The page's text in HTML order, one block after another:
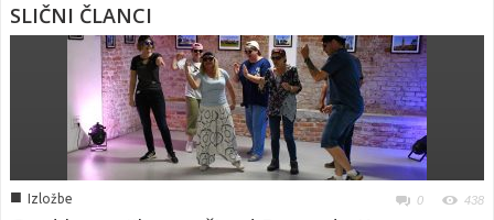
SLIČNI ČLANCI
■ Izložbe 0 438